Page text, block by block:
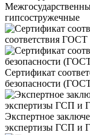
гипсостружечные
соответствия ГОСТ
Сертификат
безопасности
Экспертное
экспертизы ГСП и